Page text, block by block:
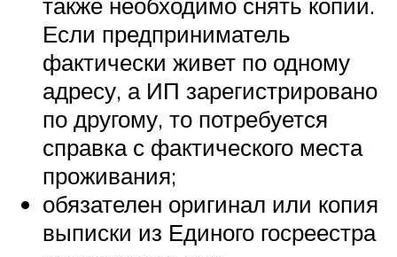
также необходимо снять копии.
Если предприниматель
фактически живет по одному
адресу, а ИП зарегистрировано
по другому, то потребуется
справка с фактического места
проживания;
обязателен оригинал или копия
выписки из Единого госреестра